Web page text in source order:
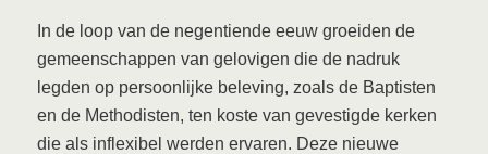
In de loop van de negentiende eeuw groeiden de
gemeenschappen van gelovigen die de nadruk
legden op persoonlijke beleving, zoals de Baptisten
en de Methodisten, ten koste van gevestigde kerken
die als inflexibel werden ervaren. Deze nieuwe